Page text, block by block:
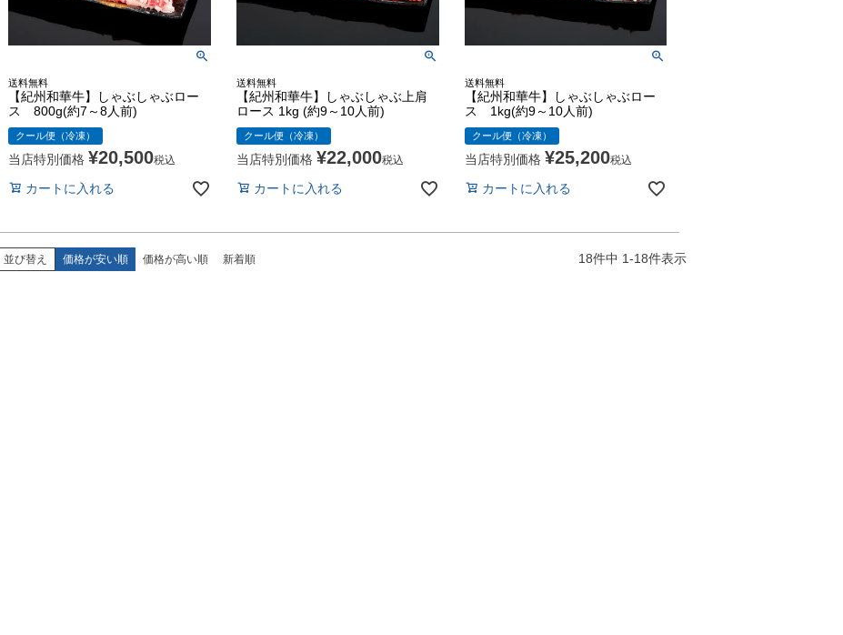
送料無料
【紀州和華牛】しゃぶしゃぶロー
ス 800g(約7～8人前)
クール便（冷凍）
当店特別価格 ¥20,500税込
カートに入れる
送料無料
【紀州和華牛】しゃぶしゃぶ上肩
ロース 1kg (約9～10人前)
クール便（冷凍）
当店特別価格 ¥22,000税込
カートに入れる
送料無料
【紀州和華牛】しゃぶしゃぶロー
ス 1kg(約9～10人前)
クール便（冷凍）
当店特別価格 ¥25,200税込
カートに入れる
並び替え 価格が安い順 価格が高い順 新着順 18件中 1-18件表示